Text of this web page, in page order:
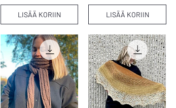
LISÄÄ KORIIN LISÄÄ KORIIN